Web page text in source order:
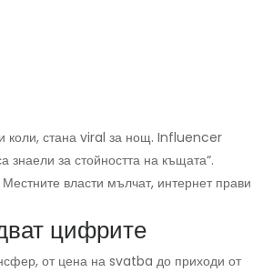
коли, стана viral за нощ. Influencer
знаели за стойността на къщата“.
власти мълчат, интернет прави
цифрите
от цена на svatba до приходи от